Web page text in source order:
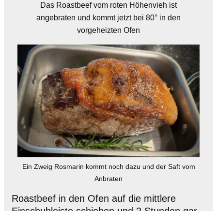
Das Roastbeef vom roten Höhenvieh ist
angebraten und kommt jetzt bei 80° in den
vorgeheizten Ofen
Ein Zweig Rosmarin kommt noch dazu und der Saft vom
Anbraten
Roastbeef in den Ofen auf die mittlere